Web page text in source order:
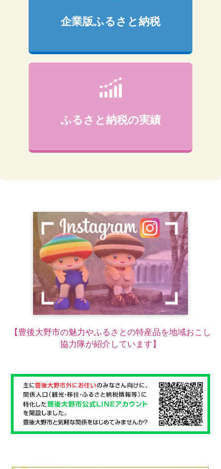
企業版ふるさと納税
ふるさと納税の実績
【豊後大野市の魅力やふるさとの特産品を地域おこし
協力隊が紹介しています】